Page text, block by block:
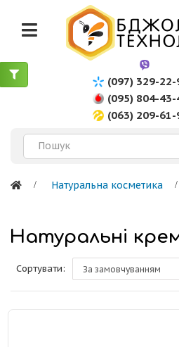
(097) 329-22-
(095) 804-43-
(063) 209-61-
Натуральна косметика
Натуральні
Сортувати: